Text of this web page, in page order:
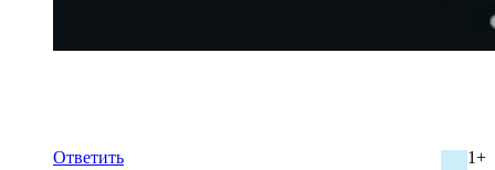
1+
Ответить